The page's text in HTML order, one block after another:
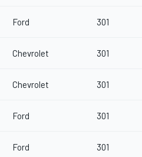
Ford 301
Chevrolet 301
Chevrolet 301
Ford 301
Ford 301